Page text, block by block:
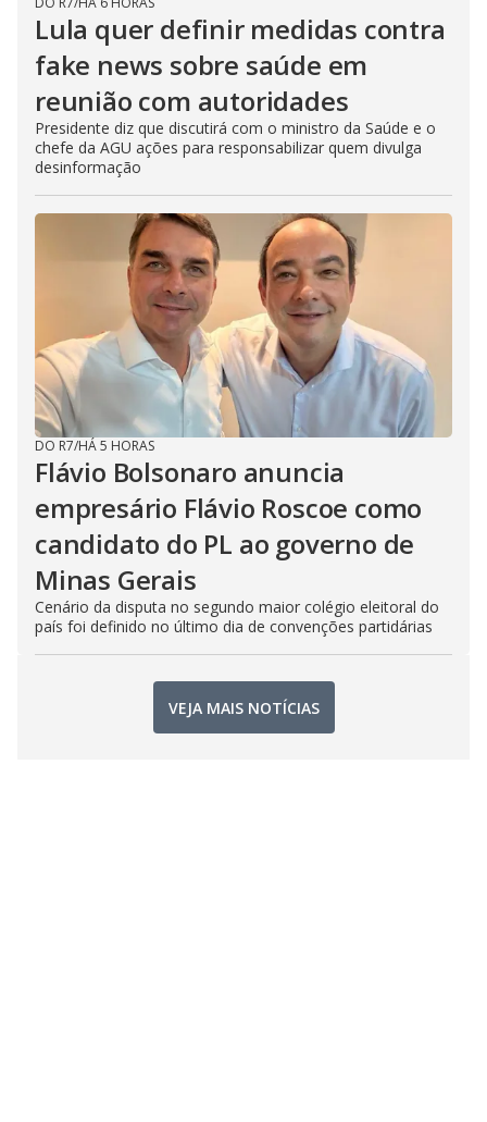
Lula quer definir medidas contra
fake news sobre saúde em
reunião com autoridades
Presidente diz que discutirá com o ministro da Saúde e o
chefe da AGU ações para responsabilizar quem divulga
desinformação
DO R7/HÁ 5 HORAS
Flávio Bolsonaro anuncia
empresário Flávio Roscoe como
candidato do PL ao governo de
Minas Gerais
Cenário da disputa no segundo maior colégio eleitoral do
país foi definido no último dia de convenções partidárias
VEJA MAIS NOTÍCIAS